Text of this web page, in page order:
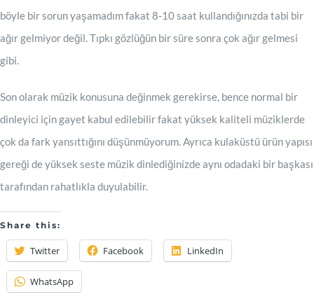
böyle bir sorun yaşamadım fakat 8-10 saat kullandığınızda tabi bir
ağır gelmiyor değil. Tıpkı gözlüğün bir süre sonra çok ağır gelmesi
gibi.
Son olarak müzik konusuna değinmek gerekirse, bence normal bir
dinleyici için gayet kabul edilebilir fakat yüksek kaliteli müziklerde
çok da fark yansıttığını düşünmüyorum. Ayrıca kulaküstü ürün yapısı
gereği de yüksek seste müzik dinlediğinizde aynı odadaki bir başkası
tarafından rahatlıkla duyulabilir.
Share this:
Twitter Facebook LinkedIn
WhatsApp